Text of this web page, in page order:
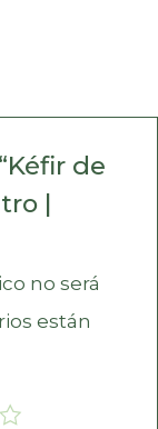
de
|
no será
están